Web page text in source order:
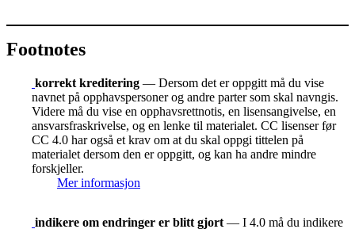
Footnotes
korrekt kreditering — Dersom det er oppgitt må du vise
navnet på opphavspersoner og andre parter som skal navngis.
Videre må du vise en opphavsrettnotis, en lisensangivelse, en
ansvarsfraskrivelse, og en lenke til materialet. CC lisenser før
CC 4.0 har også et krav om at du skal oppgi tittelen på
materialet dersom den er oppgitt, og kan ha andre mindre
forskjeller.
Mer informasjon
indikere om endringer er blitt gjort — I 4.0 må du indikere